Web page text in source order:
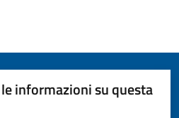
informazioni su questa